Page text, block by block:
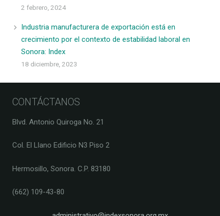
2 febrero, 2024
Industria manufacturera de exportación está en
crecimiento por el contexto de estabilidad laboral en
Sonora: Index
18 diciembre, 2023
CONTÁCTANOS
Blvd. Antonio Quiroga No. 21
Col. El Llano Edificio N3 Piso 2
Hermosillo, Sonora. C.P. 83180
(662) 109-43-80